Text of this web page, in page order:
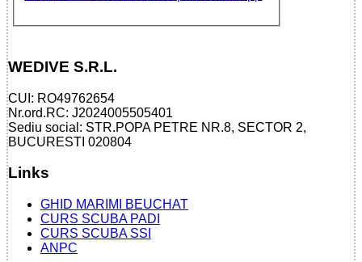
WEDIVE S.R.L.
CUI: RO49762654
Nr.ord.RC: J2024005505401
Sediu social: STR.POPA PETRE NR.8, SECTOR 2,
BUCURESTI 020804
Links
GHID MARIMI BEUCHAT
CURS SCUBA PADI
CURS SCUBA SSI
ANPC